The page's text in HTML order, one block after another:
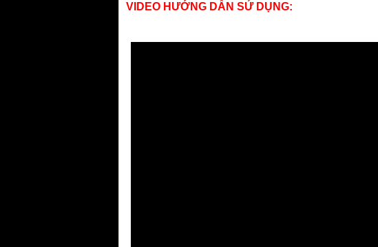
VIDEO HƯỚNG DẪN SỬ DỤNG: